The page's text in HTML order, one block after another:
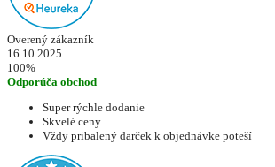
Overený zákazník
16.10.2025
100%
Odporúča obchod
Super rýchle dodanie
Skvelé ceny
Vždy pribalený darček k objednávke poteší